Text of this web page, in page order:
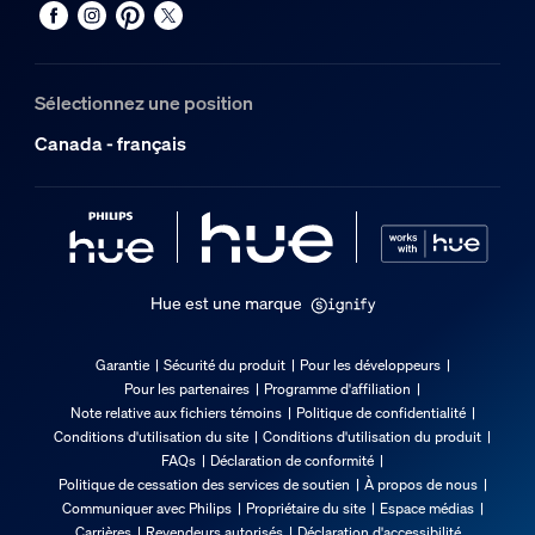
Dimensions et poids de l'emballage
EAN/CUP - produit
046677580957
Poids net
0,03 kg
Poids brut
72 mm
72 mm
Numéro de matériau (12CN)
Comment puis-je ajouter un capteur
Puis-je utiliser le capteur de contact
Comment puis-je rétablir les
Dois-je brancher des fils électriques
Mes capteurs de contact Hue Secure
Où puis-je installer mon capteur de
Sélectionnez une position
Canada - français
Hue est une marque
Garantie Sécurité du produit
Pour les développeurs
Pour les partenaires
Programme d'affiliation
Note relative aux fichiers témoins
Politique de confidentialité
Conditions d'utilisation du site
Conditions d'utilisation du produit
FAQs
Déclaration de conformité
Politique de cessation des services de soutien
À propos de nous
Communiquer avec Philips
Propriétaire du site
Espace médias